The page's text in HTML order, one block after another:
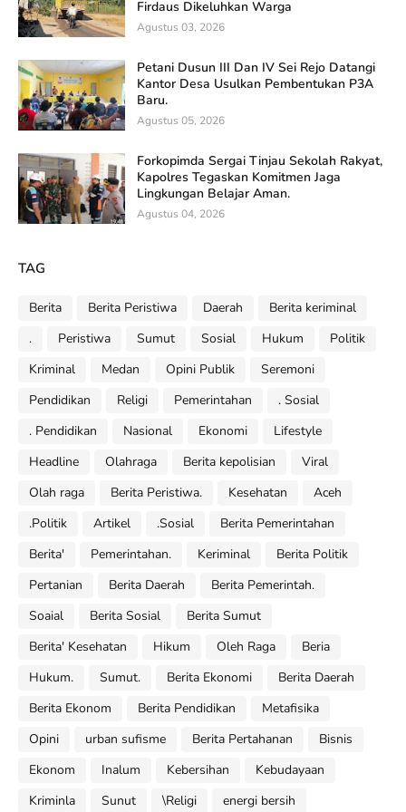
Firdaus Dikeluhkan Warga
Agustus 03, 2026
Petani Dusun III Dan IV Sei Rejo Datangi
Kantor Desa Usulkan Pembentukan P3A
Baru.
Agustus 05, 2026
Forkopimda Sergai Tinjau Sekolah Rakyat,
Kapolres Tegaskan Komitmen Jaga
Lingkungan Belajar Aman.
Agustus 04, 2026
TAG
Berita Berita Peristiwa Daerah
Berita keriminal
.
Peristiwa Sumut Sosial Hukum
Politik
Kriminal
Medan Opini Publik
Seremoni
Pendidikan
Religi Pemerintahan
. Sosial
. Pendidikan
Nasional Ekonomi
Lifestyle
Headline
Olahraga Berita kepolisian
Viral
Olah raga
Berita Peristiwa. Kesehatan
Aceh
.Politik
Artikel .Sosial
Berita Pemerintahan
Berita'
Pemerintahan. Keriminal
Berita Politik
Pertanian
Berita Daerah
Berita Pemerintah.
Soaial
Berita Sosial
Berita Sumut
Berita' Kesehatan
Hikum Oleh Raga
Beria
Hukum.
Sumut. Berita Ekonomi
Berita Daerah
Berita Ekonom
Berita Pendidikan
Metafisika
Opini
urban sufisme Berita Pertahanan
Bisnis
Ekonom
Inalum Kebersihan
Kebudayaan
Kriminla
Sunut \Religi
energi bersih